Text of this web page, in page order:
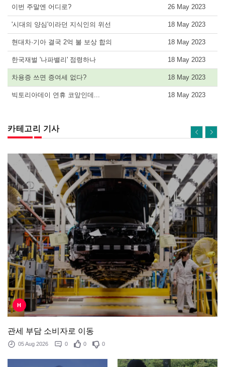
이번 주말엔 어디로? 26 May 2023
'시대의 양심'이라던 지식인의 위선 18 May 2023
현대차·기아 결국 2억 불 보상 합의 18 May 2023
한국재벌 '나파밸리' 점령하나 18 May 2023
차용증 쓰면 증여세 없다? 18 May 2023
빅토리아데이 연휴 코앞인데... 18 May 2023
카테고리 기사
H
관세 부담 소비자로 이동
05 Aug 2026 0 0 0